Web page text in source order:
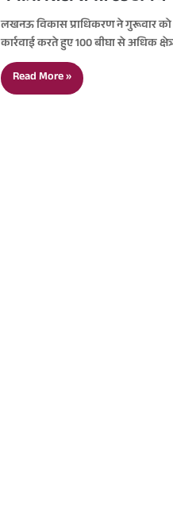
लखनऊ विकास प्राधिकरण ने गुरूवार को
कार्रवाई करते हुए 100 बीघा से अधिक
Read More »